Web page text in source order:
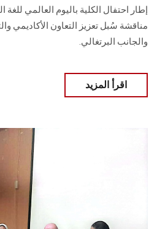
إطار احتفال الكلية باليوم العالمي للغة
مناقشة سُبل تعزيز التعاون الأكاديمي
والجانب البرتغالي.
اقرأ المزيد